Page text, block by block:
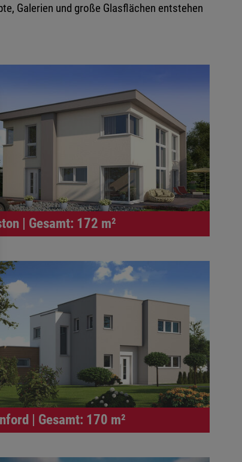
Galerien und große Glasflächen entstehen
| Gesamt: 172 m²
| Gesamt: 170 m²